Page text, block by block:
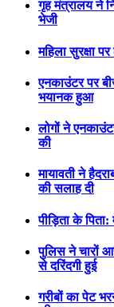
गृह मंत्रालय ने
भेजी
महिला सुरक्षा
एनकाउंटर पर
भयानक हुआ
लोगों ने
की
मायावती ने
की सलाह दी
पीड़िता के
पुलिस ने चारों
से दरिंदगी हुई
गरीबों का पेट